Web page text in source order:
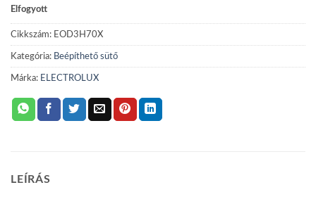
sütő
mennyiség
Elfogyott
Cikkszám: EOD3H70X
Kategória: Beépíthető sütő
Márka: ELECTROLUX
LEÍRÁS